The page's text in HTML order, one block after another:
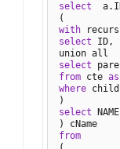
信
息
调
优
子
select
with
select ID,
select
from cte as
where
select NAME
from